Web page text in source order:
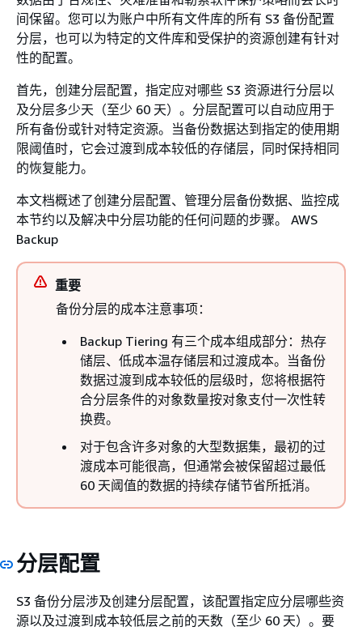
间保留。您可以为账户中所有文件库的所有 S3 备份配置
分层，也可以为特定的文件库和受保护的资源创建有针对
性的配置。
首先，创建分层配置，指定应对哪些 S3 资源进行分层以
及分层多少天（至少 60 天）。分层配置可以自动应用于
所有备份或针对特定资源。当备份数据达到指定的使用期
限阈值时，它会过渡到成本较低的存储层，同时保持相同
的恢复能力。
本文档概述了创建分层配置、管理分层备份数据、监控成
本节约以及解决中分层功能的任何问题的步骤。 AWS
Backup
重要
备份分层的成本注意事项：
Backup Tiering 有三个成本组成部分：热存
储层、低成本温存储层和过渡成本。当备份
数据过渡到成本较低的层级时，您将根据符
合分层条件的对象数量按对象支付一次性转
换费。
对于包含许多对象的大型数据集，最初的过
渡成本可能很高，但通常会被保留超过最低
60 天阈值的数据的持续存储节省所抵消。
分层配置
S3 备份分层涉及创建分层配置，该配置指定应分层哪些资
源以及过渡到成本较低层之前的天数（至少 60 天）。要